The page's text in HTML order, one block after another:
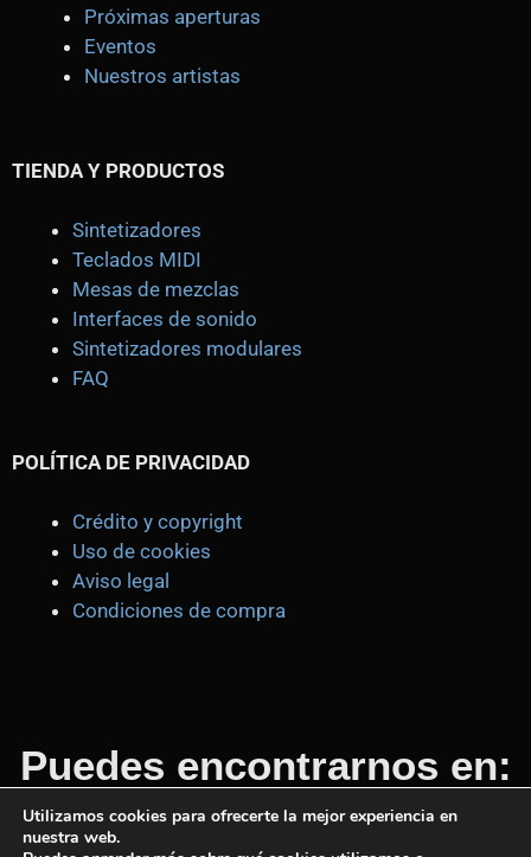
Próximas aperturas
Eventos
Nuestros artistas
TIENDA Y PRODUCTOS
Sintetizadores
Teclados MIDI
Mesas de mezclas
Interfaces de sonido
Sintetizadores modulares
FAQ
POLÍTICA DE PRIVACIDAD
Crédito y copyright
Uso de cookies
Aviso legal
Condiciones de compra
Puedes encontrarnos en:
Utilizamos cookies para ofrecerte la mejor experiencia en
nuestra web.